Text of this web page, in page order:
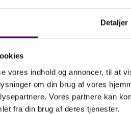
Detaljer
vores indhold og annoncer, til at
om din brug af vores
Vores partnere kan
fra din brug af deres tjenester.